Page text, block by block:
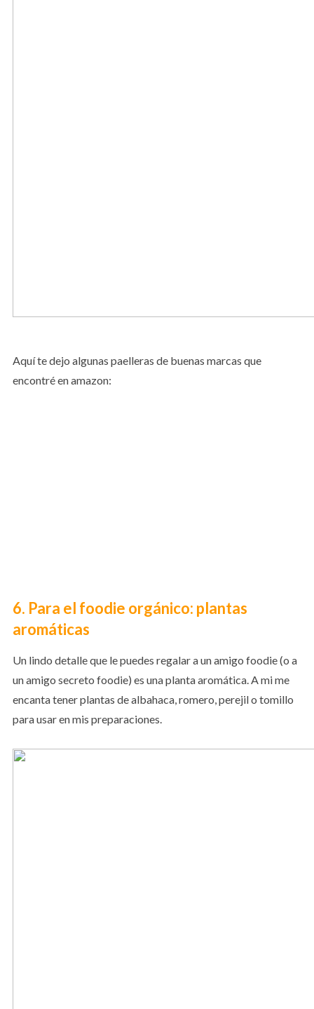
Aquí te dejo algunas paelleras de buenas marcas que
encontré en amazon:
6. Para el foodie orgánico: plantas
aromáticas
Un lindo detalle que le puedes regalar a un amigo foodie (o a
un amigo secreto foodie) es una planta aromática. A mi me
encanta tener plantas de albahaca, romero, perejil o tomillo
para usar en mis preparaciones.